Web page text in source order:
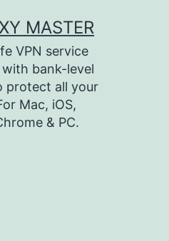
MASTER
VPN service
bank-level
protect all your
Mac, iOS,
& PC.